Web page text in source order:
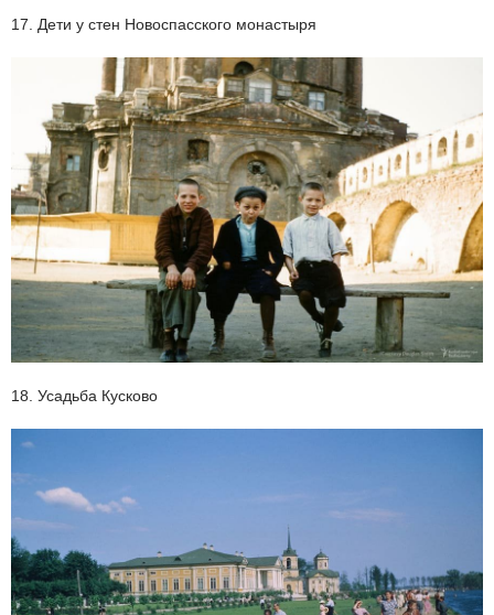
17. Дети у стен Новоспасского монастыря
18. Усадьба Кусково